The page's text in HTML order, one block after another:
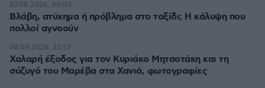
Βλάβη, ατύχημα ή πρόβλημα στο ταξίδι; Η κάλυψη που
πολλοί αγνοούν
07.08.2026, 00:03
Χαλαρή έξοδος για τον Κυριάκο Μητσοτάκη και τη
σύζυγό του Μαρέβα στα Χανιά, φωτογραφίες
06.08.2026, 23:57